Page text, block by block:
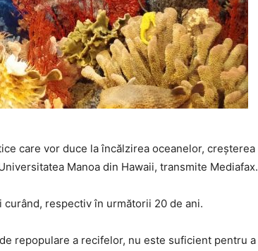
care vor duce la încălzirea oceanelor, creșterea
Manoa din Hawaii, transmite Mediafax.
respectiv în următorii 20 de ani.
repopulare a recifelor, nu este suficient pentru a